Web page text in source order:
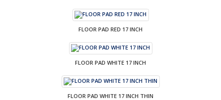
FLOOR PAD RED 17 INCH
FLOOR PAD WHITE 17 INCH
FLOOR PAD WHITE 17 INCH THIN